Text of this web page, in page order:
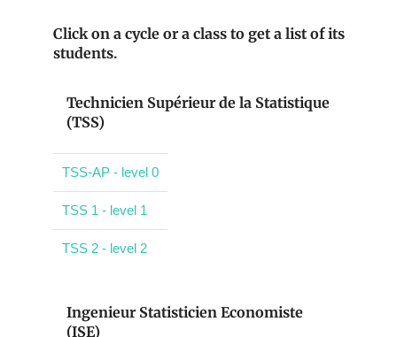
Click on a cycle or a class to get a list of its
students.
Technicien Supérieur de la Statistique
(TSS)
TSS-AP - level 0
TSS 1 - level 1
TSS 2 - level 2
Ingenieur Statisticien Economiste
(ISE)